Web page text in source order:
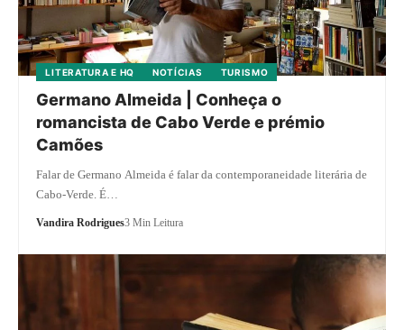
LITERATURA E HQ NOTÍCIAS TURISMO
Germano Almeida | Conheça o
romancista de Cabo Verde e prémio
Camões
Falar de Germano Almeida é falar da contemporaneidade literária de
Cabo-Verde. É…
Vandira Rodrigues3 Min Leitura